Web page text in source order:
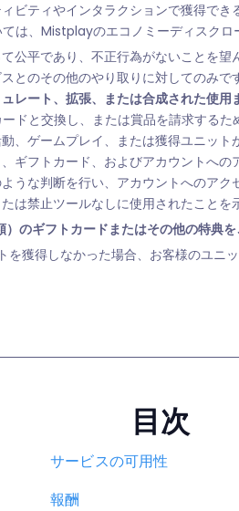
ビティやインタラクションで獲得で
は、Mistplayのエコノミーディスクロ
公平であり、不正行為がないことを
とのその他のやり取りに対してのみで
レート、拡張、または合成された使
ドと交換し、または賞品を請求する
、ゲームプレイ、または獲得ユニッ
ギフトカード、およびアカウントへ
うな判断を行い、アカウントへのア
禁止ツールなしに使用されたことを
のギフトカードまたはその他の特典を
を獲得しなかった場合、お客様のユニ
目次
サービスの可用性
報酬